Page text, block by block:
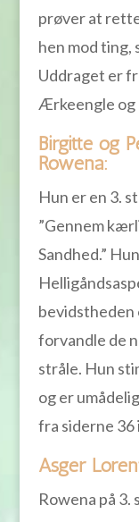
prøver at
hen mod ting,
Uddraget er
Ærkeengle og
Birgitte og
Rowena:
Hun er en 3.
”Gennem
Sandhed.”
forvandle de
stråle. Hun
og er
fra siderne 36
Asger
Rowena på